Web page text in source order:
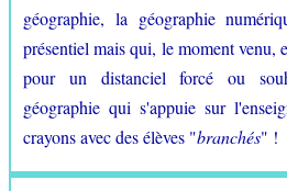
géographie, la géographie
présentiel mais qui, le moment venu,
pour un distanciel forcé ou
géographie qui s'appuie sur
crayons avec des élèves "branchés" !